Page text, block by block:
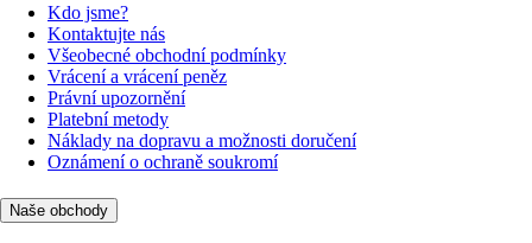
Kdo jsme?
Kontaktujte nás
Všeobecné obchodní podmínky
Vrácení a vrácení peněz
Právní upozornění
Platební metody
Náklady na dopravu a možnosti doručení
Oznámení o ochraně soukromí
Naše obchody